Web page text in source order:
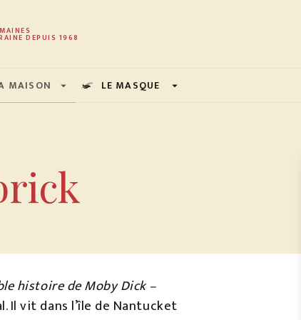
DE PAGE
DEPUIS 1968
MAISON arrow_drop_down LE MASQUE arrow_drop_down
histoire de Moby Dick –
vit dans l’île de Nantucket